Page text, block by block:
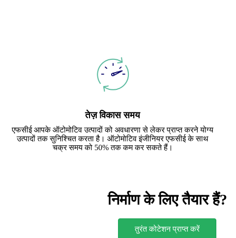
तेज़ विकास समय
एफसीई आपके ऑटोमोटिव उत्पादों को अवधारणा से लेकर प्राप्त करने योग्य
उत्पादों तक सुनिश्चित करता है। ऑटोमोटिव इंजीनियर एफसीई के साथ
चक्र समय को 50% तक कम कर सकते हैं।
निर्माण के लिए तैयार हैं?
तुरंत कोटेशन प्राप्त करें